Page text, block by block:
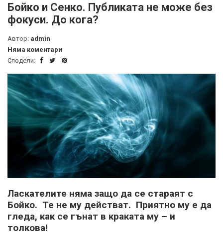
Бойко и Сенко. Публиката не може без
фокуси. До кога?
Автор: admin
Няма коментари
Сподели:
Ласкателите няма защо да се стараят с
Бойко. Те не му действат. Приятно му е да
гледа, как се гънат в краката му – и
толкова!